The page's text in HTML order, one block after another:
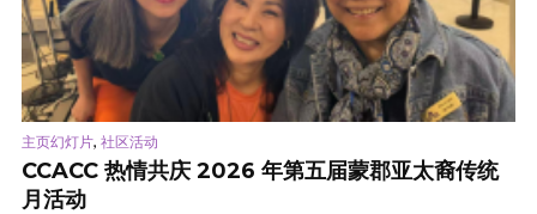
主页幻灯片, 社区活动
CCACC 热情共庆 2026 年第五届蒙郡亚太裔传统
月活动